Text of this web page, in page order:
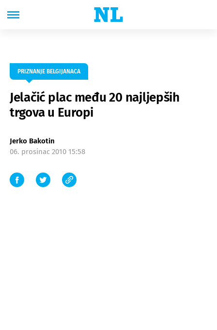
PRIZNANJE BELGIJANACA
Jelačić plac među 20 najljepših
trgova u Europi
Jerko Bakotin
06. prosinac 2010 15:58